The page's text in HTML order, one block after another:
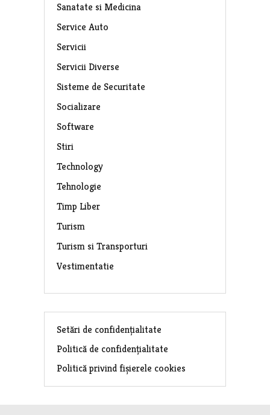
Sanatate si Medicina
Service Auto
Servicii
Servicii Diverse
Sisteme de Securitate
Socializare
Software
Stiri
Technology
Tehnologie
Timp Liber
Turism
Turism si Transporturi
Vestimentatie
Setări de confidențialitate
Politică de confidențialitate
Politică privind fișierele cookies